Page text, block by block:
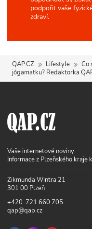
podpořit vaše
zdraví.
QAP.CZ Lifestyle
Co
jógamatku? Redaktorka
Vaše internetové noviny
Informace z Plzeňského kraje
Zikmunda Wintra 21
301 00 Plzeň
+420 721 660 705
qap@qap.cz